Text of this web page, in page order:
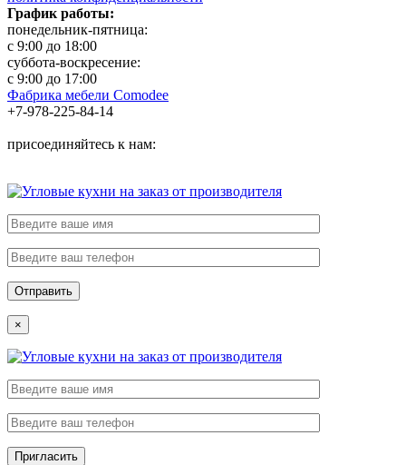
График работы:
понедельник-пятница:
с 9:00 до 18:00
суббота-воскресение:
с 9:00 до 17:00
Фабрика мебели Comodee
+7-978-225-84-14
присоединяйтесь к нам:
×